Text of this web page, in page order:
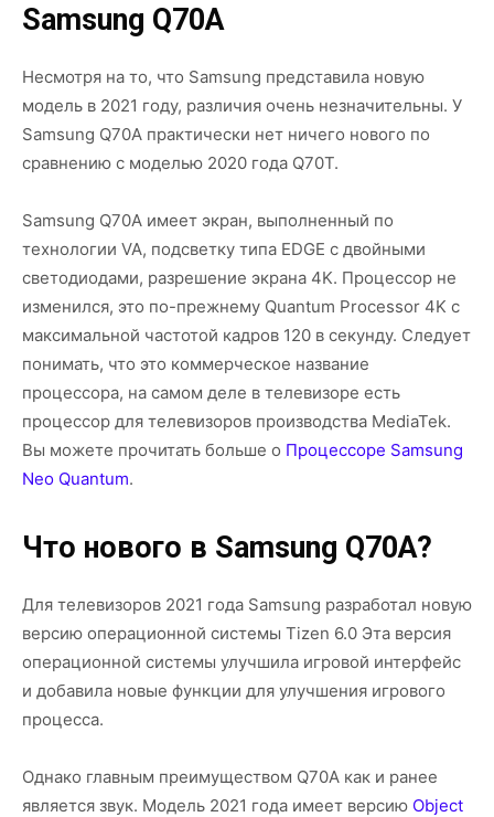
Samsung Q70A
Несмотря на то, что Samsung представила новую
модель в 2021 году, различия очень незначительны. У
Samsung Q70A практически нет ничего нового по
сравнению с моделью 2020 года Q70T.
Samsung Q70A имеет экран, выполненный по
технологии VA, подсветку типа EDGE с двойными
светодиодами, разрешение экрана 4K. Процессор не
изменился, это по-прежнему Quantum Processor 4K с
максимальной частотой кадров 120 в секунду. Следует
понимать, что это коммерческое название
процессора, на самом деле в телевизоре есть
процессор для телевизоров производства MediaTek.
Вы можете прочитать больше о Процессоре Samsung
Neo Quantum.
Что нового в Samsung Q70A?
Для телевизоров 2021 года Samsung разработал новую
версию операционной системы Tizen 6.0 Эта версия
операционной системы улучшила игровой интерфейс
и добавила новые функции для улучшения игрового
процесса.
Однако главным преимуществом Q70A как и ранее
является звук. Модель 2021 года имеет версию Object